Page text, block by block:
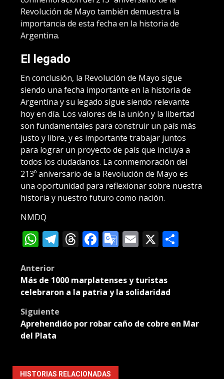
Revolución de Mayo también demuestra la
importancia de esta fecha en la historia de
Argentina.
El legado
En conclusión, la Revolución de Mayo sigue
siendo una fecha importante en la historia de
Argentina y su legado sigue siendo relevante
hoy en día. Los valores de la unión y la libertad
son fundamentales para construir un país más
justo y libre, y es importante trabajar juntos
para lograr un proyecto de país que incluya a
todos los ciudadanos. La conmemoración del
213º aniversario de la Revolución de Mayo es
una oportunidad para reflexionar sobre nuestra
historia y nuestro futuro como nación.
NMDQ
WhatsApp
Telegram
Threads
Facebook
Google
Email
X
Post
navigation
Anterior
Más de 1000 marplatenses y turistas
celebraron a la patria y la solidaridad
Siguiente
Aprehendido por robar caño de cobre en Mar
del Plata
HISTORIAS RELACIONADAS